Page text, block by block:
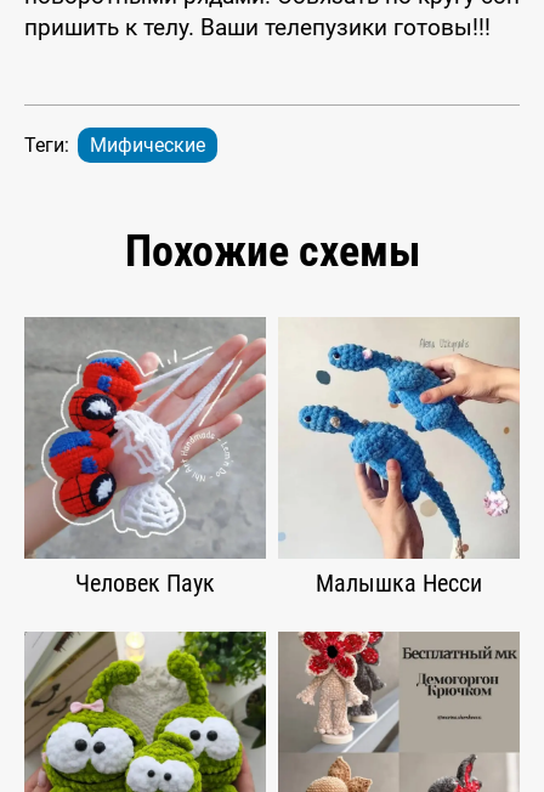
пришить к телу. Ваши телепузики готовы!!!
Теги: Мифические
Похожие схемы
Человек Паук Малышка Несси